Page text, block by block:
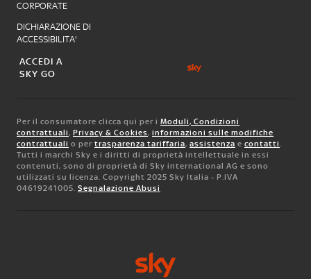
CORPORATE
DICHIARAZIONE DI
ACCESSIBILITA'
ACCEDI A
SKY GO
Per il consumatore clicca qui per i Moduli, Condizioni
contrattuali, Privacy & Cookies, informazioni sulle modifiche
contrattuali o per trasparenza tariffaria, assistenza e contatti.
Tutti i marchi Sky e i diritti di proprietà intellettuale in essi
contenuti, sono di proprietà di Sky international AG e sono
utilizzati su licenza. Copyright 2025 Sky Italia - P.IVA
04619241005. Segnalazione Abusi